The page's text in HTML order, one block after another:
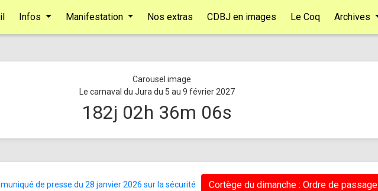
Infos Manifestation Nos extras CDBJ en images Le Coq Archives
Le carnaval du Jura du 5 au 9 février 2027
182j 02h 36m 05s
de presse du 28 janvier 2026 sur la sécurité Cortège du dimanche : Ordre de passage